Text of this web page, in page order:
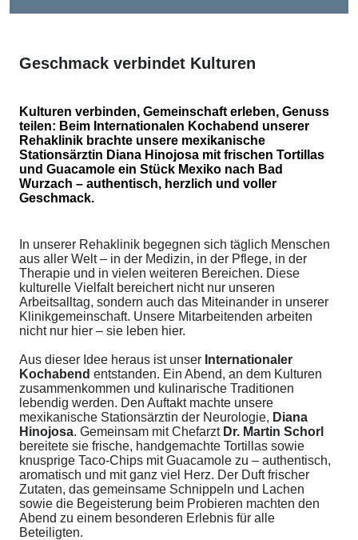
Geschmack verbindet Kulturen
Kulturen verbinden, Gemeinschaft erleben, Genuss
teilen: Beim Internationalen Kochabend unserer
Rehaklinik brachte unsere mexikanische
Stationsärztin Diana Hinojosa mit frischen Tortillas
und Guacamole ein Stück Mexiko nach Bad
Wurzach – authentisch, herzlich und voller
Geschmack.
In unserer Rehaklinik begegnen sich täglich Menschen
aus aller Welt – in der Medizin, in der Pflege, in der
Therapie und in vielen weiteren Bereichen. Diese
kulturelle Vielfalt bereichert nicht nur unseren
Arbeitsalltag, sondern auch das Miteinander in unserer
Klinikgemeinschaft. Unsere Mitarbeitenden arbeiten
nicht nur hier – sie leben hier.
Aus dieser Idee heraus ist unser Internationaler
Kochabend entstanden. Ein Abend, an dem Kulturen
zusammenkommen und kulinarische Traditionen
lebendig werden. Den Auftakt machte unsere
mexikanische Stationsärztin der Neurologie, Diana
Hinojosa. Gemeinsam mit Chefarzt Dr. Martin Schorl
bereitete sie frische, handgemachte Tortillas sowie
knusprige Taco-Chips mit Guacamole zu – authentisch,
aromatisch und mit ganz viel Herz. Der Duft frischer
Zutaten, das gemeinsame Schnippeln und Lachen
sowie die Begeisterung beim Probieren machten den
Abend zu einem besonderen Erlebnis für alle
Beteiligten.